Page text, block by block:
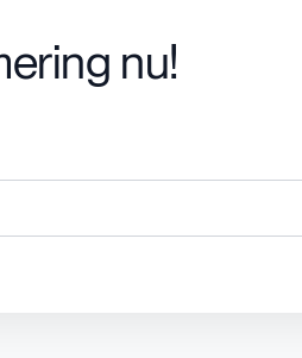
nu!